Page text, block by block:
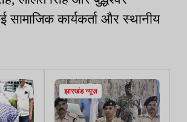
सामाजिक कार्यकर्ता और स्थानीय
झारखंड न्यूज़